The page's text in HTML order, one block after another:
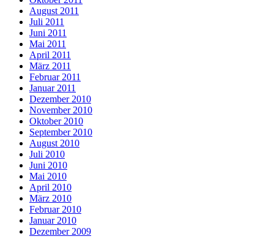
August 2011
Juli 2011
Juni 2011
Mai 2011
April 2011
März 2011
Februar 2011
Januar 2011
Dezember 2010
November 2010
Oktober 2010
September 2010
August 2010
Juli 2010
Juni 2010
Mai 2010
April 2010
März 2010
Februar 2010
Januar 2010
Dezember 2009